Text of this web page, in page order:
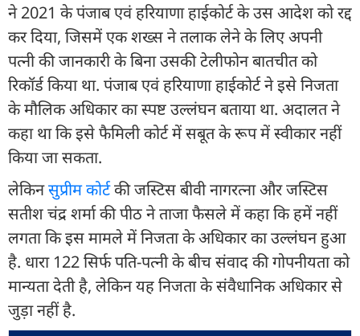
ने 2021 के पंजाब एवं हरियाणा हाईकोर्ट के उस आदेश को रद्द
कर दिया, जिसमें एक शख्स ने तलाक लेने के लिए अपनी
पत्नी की जानकारी के बिना उसकी टेलीफोन बातचीत को
रिकॉर्ड किया था. पंजाब एवं हरियाणा हाईकोर्ट ने इसे निजता
के मौलिक अधिकार का स्पष्ट उल्लंघन बताया था. अदालत ने
कहा था कि इसे फैमिली कोर्ट में सबूत के रूप में स्वीकार नहीं
किया जा सकता.
लेकिनसुप्रीम कोर्टकी जस्टिस बीवी नागरत्ना और जस्टिस
सतीश चंद्र शर्मा की पीठ ने ताजा फैसले में कहा कि हमें नहीं
लगता कि इस मामले में निजता के अधिकार का उल्लंघन हुआ
है. धारा 122 सिर्फ पति-पत्नी के बीच संवाद की गोपनीयता को
मान्यता देती है, लेकिन यह निजता के संवैधानिक अधिकार से
जुड़ा नहीं है.